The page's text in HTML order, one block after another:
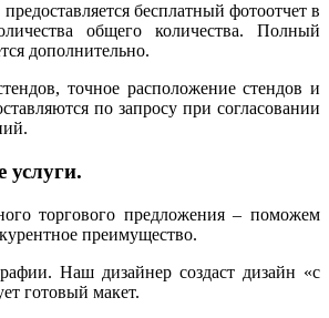
бесплатный фотоотчет в
общего количества. Полный
дополнительно.
точное расположение стендов и
по запросу при согласовании
услуги.
торгового предложения – поможем
преимущество.
Наш дизайнер создаст дизайн «с
готовый макет.